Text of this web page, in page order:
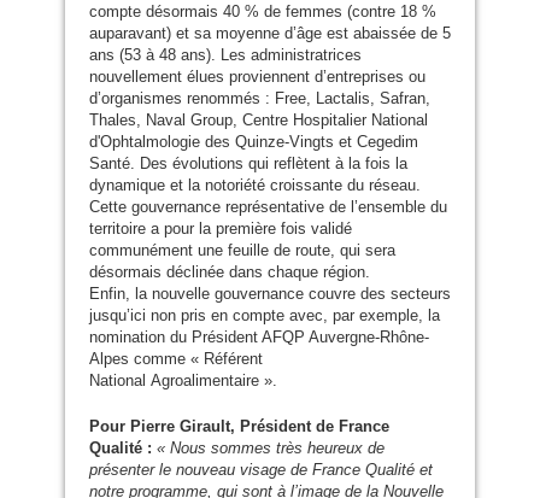
compte désormais 40 % de femmes (contre 18 %
auparavant) et sa moyenne d’âge est abaissée de 5
ans (53 à 48 ans). Les administratrices
nouvellement élues proviennent d’entreprises ou
d’organismes renommés : Free, Lactalis, Safran,
Thales, Naval Group, Centre Hospitalier National
d'Ophtalmologie des Quinze-Vingts et Cegedim
Santé. Des évolutions qui reflètent à la fois la
dynamique et la notoriété croissante du réseau.
Cette gouvernance représentative de l’ensemble du
territoire a pour la première fois validé
communément une feuille de route, qui sera
désormais déclinée dans chaque région.
Enfin, la nouvelle gouvernance couvre des secteurs
jusqu’ici non pris en compte avec, par exemple, la
nomination du Président AFQP Auvergne-Rhône-
Alpes comme « Référent
National Agroalimentaire ».
Pour Pierre Girault, Président de France
Qualité : « Nous sommes très heureux de
présenter le nouveau visage de France Qualité et
notre programme, qui sont à l’image de la Nouvelle